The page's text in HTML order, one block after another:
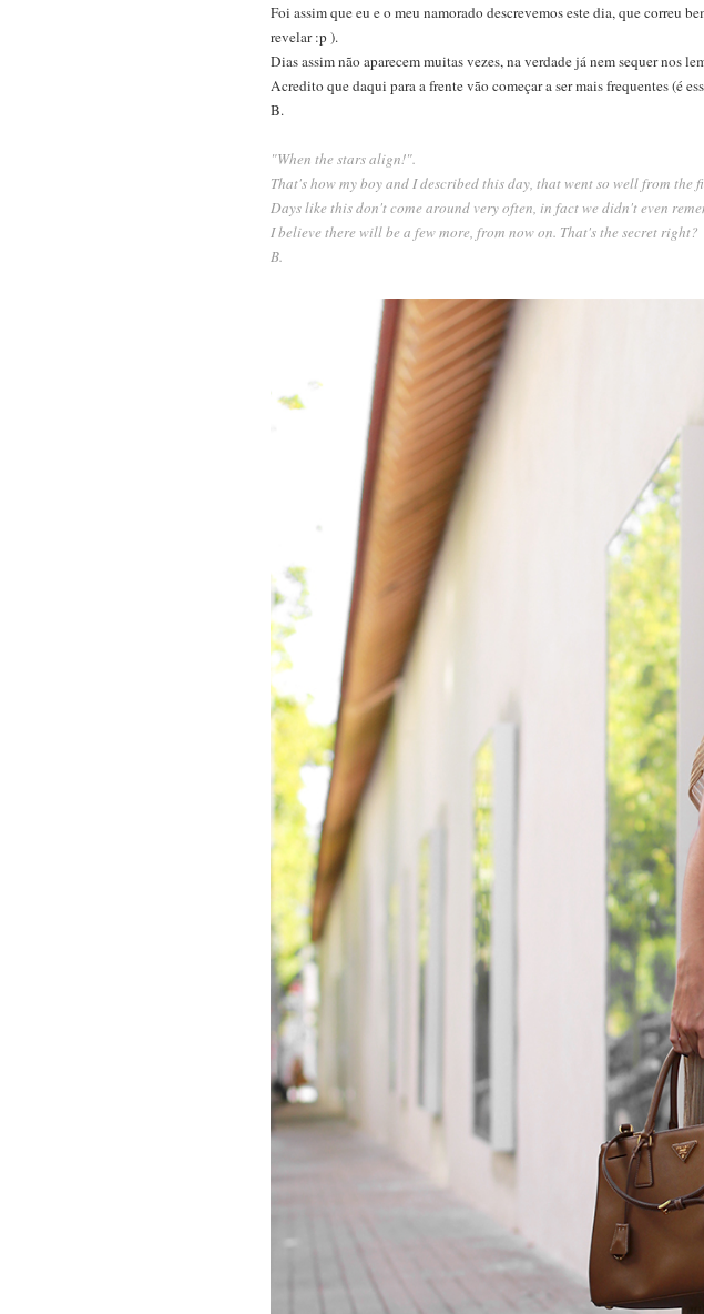
Foi assim que eu e o meu namorado descrevemos este dia, que correu
revelar :p ).
Dias assim não aparecem muitas vezes, na verdade já nem sequer
Acredito que daqui para a frente vão começar a ser mais frequentes (é
B.
"When the stars align!".
That's how my boy and I described this day, that went so well from
Days like this don't come around very often, in fact we didn't even
I believe there will be a few more, from now on. That's the secret right?
B.